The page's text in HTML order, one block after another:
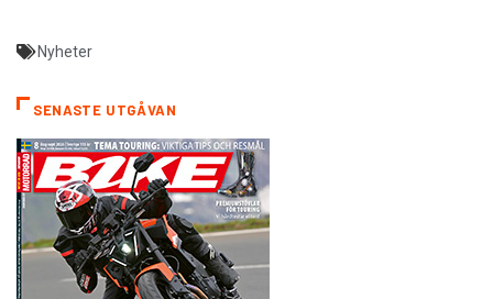
Nyheter
SENASTE UTGÅVAN